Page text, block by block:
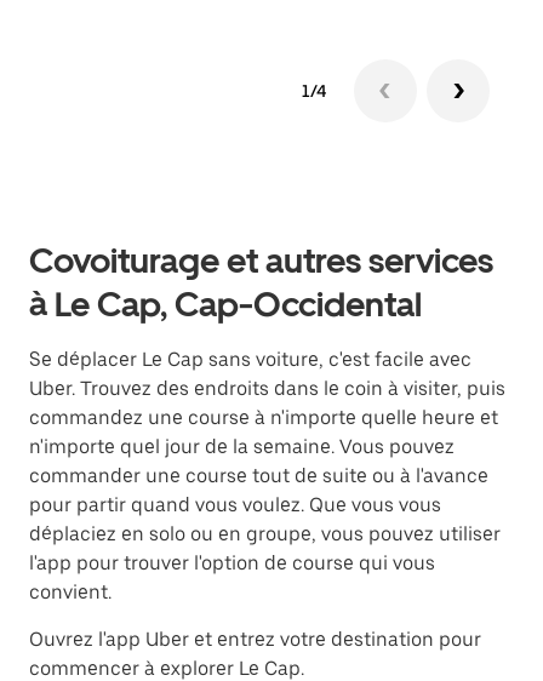
1/4
Covoiturage et autres services
à Le Cap, Cap-Occidental
Se déplacer Le Cap sans voiture, c'est facile avec
Uber. Trouvez des endroits dans le coin à visiter, puis
commandez une course à n'importe quelle heure et
n'importe quel jour de la semaine. Vous pouvez
commander une course tout de suite ou à l'avance
pour partir quand vous voulez. Que vous vous
déplaciez en solo ou en groupe, vous pouvez utiliser
l'app pour trouver l'option de course qui vous
convient.
Ouvrez l'app Uber et entrez votre destination pour
commencer à explorer Le Cap.